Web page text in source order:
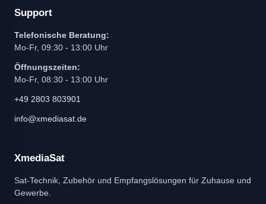
Support
Telefonische Beratung:
Mo-Fr, 09:30 - 13:00 Uhr
Öffnungszeiten:
Mo-Fr, 08:30 - 13:00 Uhr
+49 2803 803901
info@xmediasat.de
XmediaSat
Sat-Technik, Zubehör und Empfangslösungen für Zuhause und
Gewerbe.